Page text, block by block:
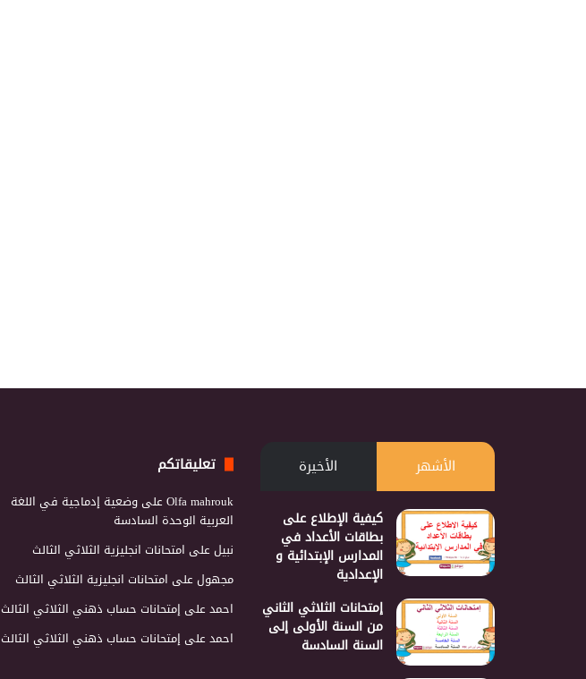
الأشهر الأخيرة
كيفية الإطلاع على
بطاقات الأعداد في
المدارس الإبتدائية و
الإعدادية
إمتحانات الثلاثي الثاني
من السنة الأولى إلى
السنة السادسة
تعليقاتكم
Olfa mahroukعلىوضعية إدماجية في اللغة
العربية الوحدة السادسة
نبيلعلى امتحانات انجليزية الثلاثي الثالث
مجهولعلى امتحانات انجليزية الثلاثي الثالث
احمدعلى إمتحانات حساب ذهني الثلاثي الثالث
احمدعلى إمتحانات حساب ذهني الثلاثي الثالث